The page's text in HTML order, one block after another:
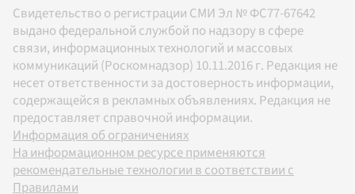
Свидетельство о регистрации СМИ Эл № ФС77-67642
выдано федеральной службой по надзору в сфере
связи, информационных технологий и массовых
коммуникаций (Роскомнадзор) 10.11.2016 г. Редакция не
несет ответственности за достоверность информации,
содержащейся в рекламных объявлениях. Редакция не
предоставляет справочной информации.
Информация об ограничениях
На информационном ресурсе применяются
рекомендательные технологии в соответствии с
Правилами